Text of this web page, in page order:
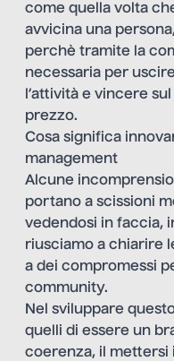
come quella volta
avvicina una
perchè tramite la
necessaria per
l’attività e vincere
prezzo.
Cosa significa
management
Alcune
portano a scissioni
vedendosi in faccia,
riusciamo a chiarire
a dei compromessi
community.
Nel sviluppare
quelli di essere un
coerenza, il mettersi